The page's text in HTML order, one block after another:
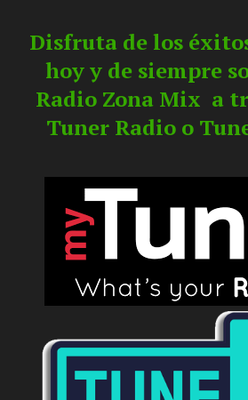
Disfruta de los
hoy y de siempre
Radio Zona Mix a
Tuner Radio o